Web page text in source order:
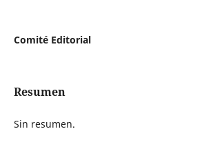
Comité Editorial
Resumen
Sin resumen.